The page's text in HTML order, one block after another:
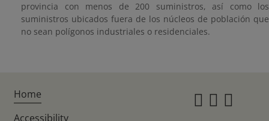
provincia con menos de 200 suministros, así como los
suministros ubicados fuera de los núcleos de población que
no sean polígonos industriales o residenciales.
Home
Accessibility